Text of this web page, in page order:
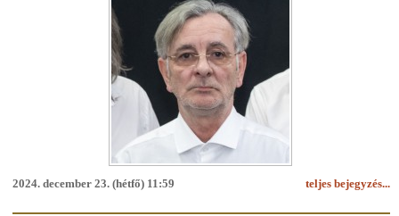
teljes bejegyzés...
2024. december 23. (hétfő) 11:59